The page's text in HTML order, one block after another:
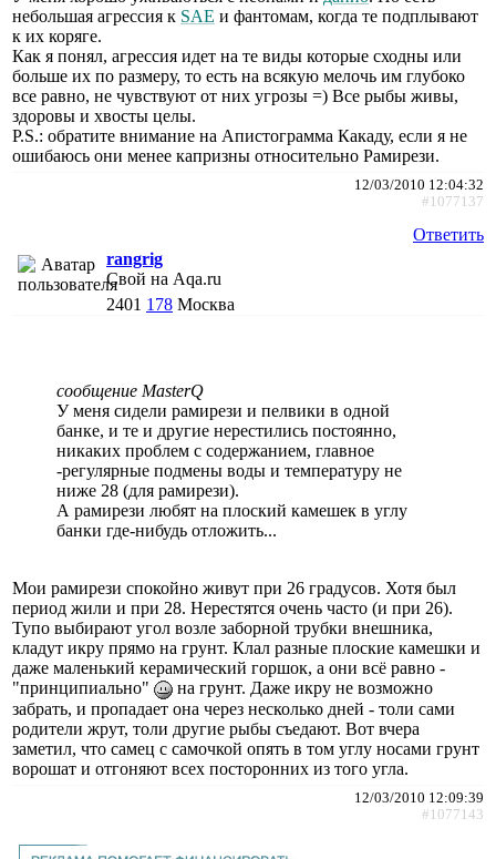
небольшая агрессия к SAE и фантомам, когда те подплывают
к их коряге.
Как я понял, агрессия идет на те виды которые сходны или
больше их по размеру, то есть на всякую мелочь им глубоко
все равно, не чувствуют от них угрозы =) Все рыбы живы,
здоровы и хвосты целы.
P.S.: обратите внимание на Апистограмма Какаду, если я не
ошибаюсь они менее капризны относительно Рамирези.
12/03/2010 12:04:32
#1077137
Ответить
rangrig
Свой на Aqa.ru
2401 178 Москва
сообщение MasterQ
У меня сидели рамирези и пелвики в одной
банке, и те и другие нерестились постоянно,
никаких проблем с содержанием, главное
-регулярные подмены воды и температуру не
ниже 28 (для рамирези).
А рамирези любят на плоский камешек в углу
банки где-нибудь отложить...
Мои рамирези спокойно живут при 26 градусов. Хотя был
период жили и при 28. Нерестятся очень часто (и при 26).
Тупо выбирают угол возле заборной трубки внешника,
кладут икру прямо на грунт. Клал разные плоские камешки и
даже маленький керамический горшок, а они всё равно -
"принципиально"
на грунт. Даже икру не возможно
забрать, и пропадает она через несколько дней - толи сами
родители жрут, толи другие рыбы съедают. Вот вчера
заметил, что самец с самочкой опять в том углу носами грунт
ворошат и отгоняют всех посторонних из того угла.
12/03/2010 12:09:39
#1077143